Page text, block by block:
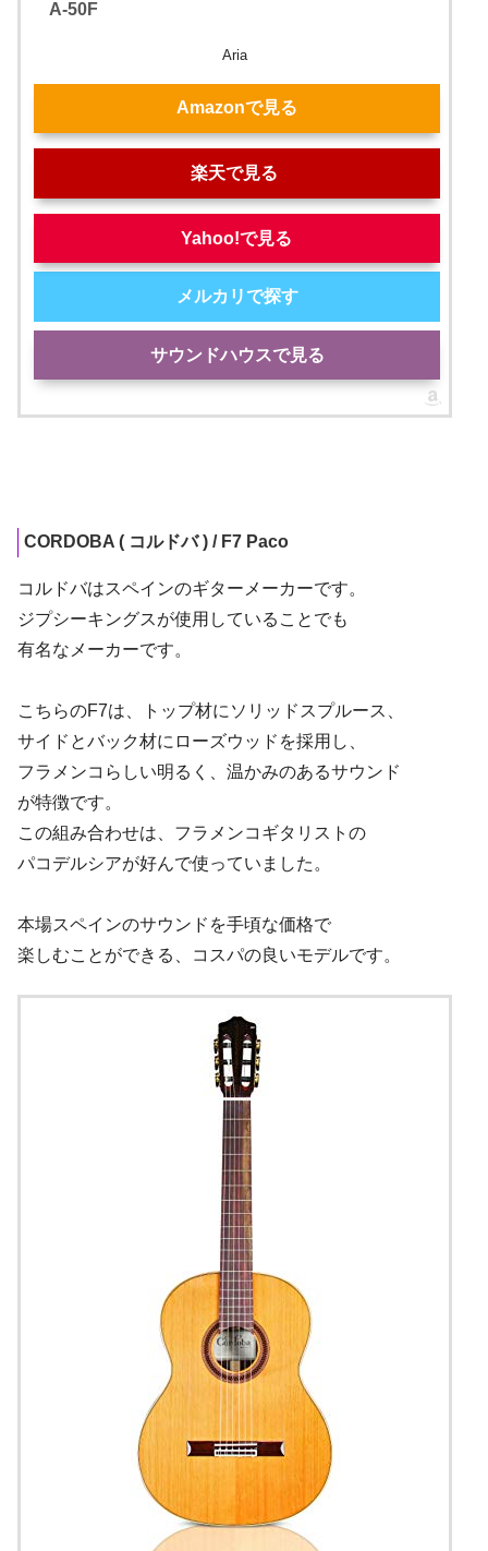
A-50F
Aria
Amazonで見る
楽天で見る
Yahoo!で見る
メルカリで探す
サウンドハウスで見る
CORDOBA ( コルドバ ) / F7 Paco
コルドバはスペインのギターメーカーです。
ジプシーキングスが使用していることでも
有名なメーカーです。
こちらのF7は、トップ材にソリッドスプルース、
サイドとバック材にローズウッドを採用し、
フラメンコらしい明るく、温かみのあるサウンド
が特徴です。
この組み合わせは、フラメンコギタリストの
パコデルシアが好んで使っていました。
本場スペインのサウンドを手頃な価格で
楽しむことができる、コスパの良いモデルです。